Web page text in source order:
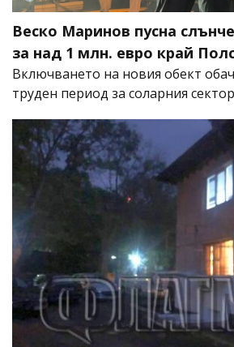
Веско Маринов пусна
за над 1 млн. евро край
Включването на новия обект
труден период за соларния сектор